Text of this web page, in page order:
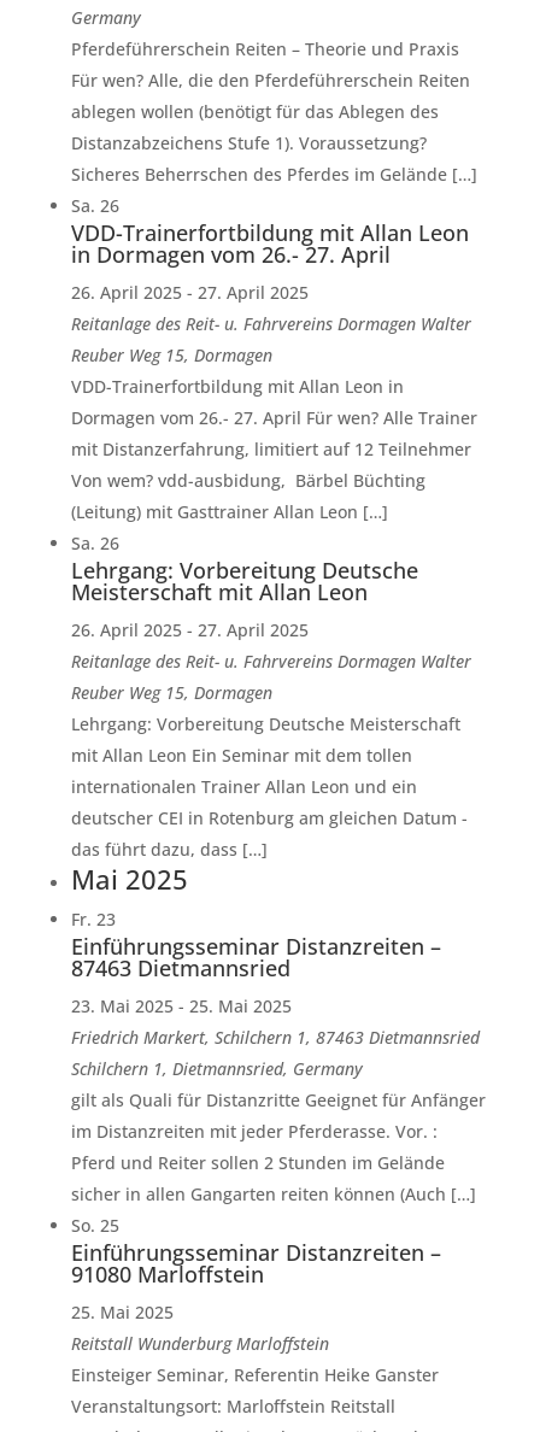
Germany
Pferdeführerschein Reiten – Theorie und Praxis
Für wen? Alle, die den Pferdeführerschein Reiten
ablegen wollen (benötigt für das Ablegen des
Distanzabzeichens Stufe 1). Voraussetzung?
Sicheres Beherrschen des Pferdes im Gelände […]
Sa. 26
VDD-Trainerfortbildung mit Allan Leon
in Dormagen vom 26.- 27. April
26. April 2025- 27. April 2025
Reitanlage des Reit- u. Fahrvereins Dormagen Walter
Reuber Weg 15, Dormagen
VDD-Trainerfortbildung mit Allan Leon in
Dormagen vom 26.- 27. April Für wen? Alle Trainer
mit Distanzerfahrung, limitiert auf 12 Teilnehmer
Von wem? vdd-ausbidung, Bärbel Büchting
(Leitung) mit Gasttrainer Allan Leon […]
Sa. 26
Lehrgang: Vorbereitung Deutsche
Meisterschaft mit Allan Leon
26. April 2025- 27. April 2025
Reitanlage des Reit- u. Fahrvereins Dormagen Walter
Reuber Weg 15, Dormagen
Lehrgang: Vorbereitung Deutsche Meisterschaft
mit Allan Leon Ein Seminar mit dem tollen
internationalen Trainer Allan Leon und ein
deutscher CEI in Rotenburg am gleichen Datum -
das führt dazu, dass […]
Mai 2025
Fr. 23
Einführungsseminar Distanzreiten –
87463 Dietmannsried
23. Mai 2025- 25. Mai 2025
Friedrich Markert, Schilchern 1, 87463 Dietmannsried
Schilchern 1, Dietmannsried, Germany
gilt als Quali für Distanzritte Geeignet für Anfänger
im Distanzreiten mit jeder Pferderasse. Vor. :
Pferd und Reiter sollen 2 Stunden im Gelände
sicher in allen Gangarten reiten können (Auch […]
So. 25
Einführungsseminar Distanzreiten –
91080 Marloffstein
25. Mai 2025
Reitstall WunderburgMarloffstein
Einsteiger Seminar, Referentin Heike Ganster
Veranstaltungsort: Marloffstein Reitstall